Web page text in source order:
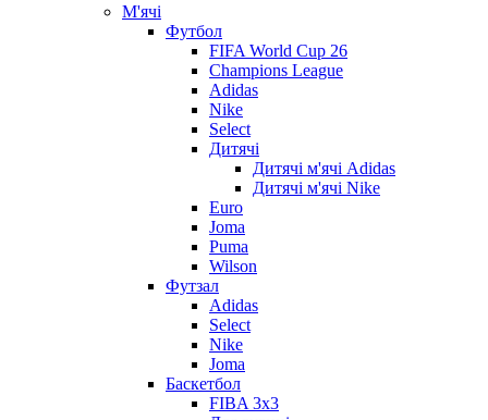
М'ячі
Футбол
FIFA World Cup 26
Champions League
Adidas
Nike
Select
Дитячі
Дитячі м'ячі Adidas
Дитячі м'ячі Nike
Euro
Joma
Puma
Wilson
Футзал
Adidas
Select
Nike
Joma
Баскетбол
FIBA 3x3